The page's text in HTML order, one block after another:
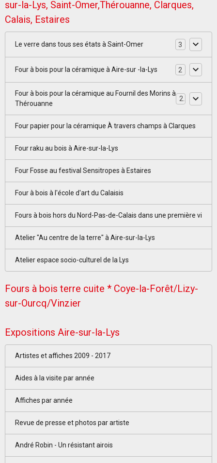
sur-la-Lys, Saint-Omer,Thérouanne, Clarques,
Calais, Estaires
Le verre dans tous ses états à Saint-Omer 3
Four à bois pour la céramique à Aire-sur -la-Lys 2
Four à bois pour la céramique au Fournil des Morins à
Thérouanne
2
Four papier pour la céramique À travers champs à Clarques
Four raku au bois à Aire-sur-la-Lys
Four Fosse au festival Sensitropes à Estaires
Four à bois à l'école d'art du Calaisis
Fours à bois hors du Nord-Pas-de-Calais dans une première vi
Atelier "Au centre de la terre" à Aire-sur-la-Lys
Atelier espace socio-culturel de la Lys
Fours à bois terre cuite * Coye-la-Forêt/Lizy-
sur-Ourcq/Vinzier
Expositions Aire-sur-la-Lys
Artistes et affiches 2009 - 2017
Aides à la visite par année
Affiches par année
Revue de presse et photos par artiste
André Robin - Un résistant airois